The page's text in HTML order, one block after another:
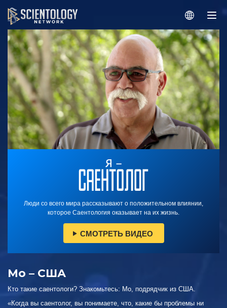
Люди со всего мира рассказывают о положительном влиянии,
которое Саентология оказывает на их жизнь.
СМОТРЕТЬ ВИДЕО
Мо – США
Кто такие саентологи? Знакомьтесь: Мо, подрядчик из США.
«Когда вы саентолог, вы понимаете, что, какие бы проблемы ни